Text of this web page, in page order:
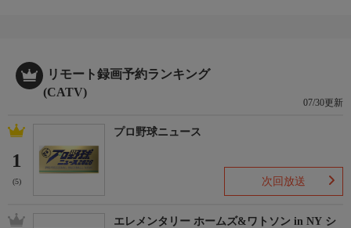
リモート録画予約ランキング
(CATV)
07/30更新
1
(5)
プロ野球ニュース
次回放送
エレメンタリー ホームズ&ワトソン in NY シ